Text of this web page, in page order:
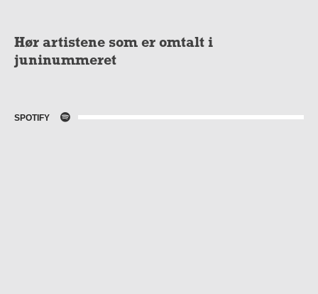
Hør artistene som er omtalt i
juninummeret
SPOTIFY